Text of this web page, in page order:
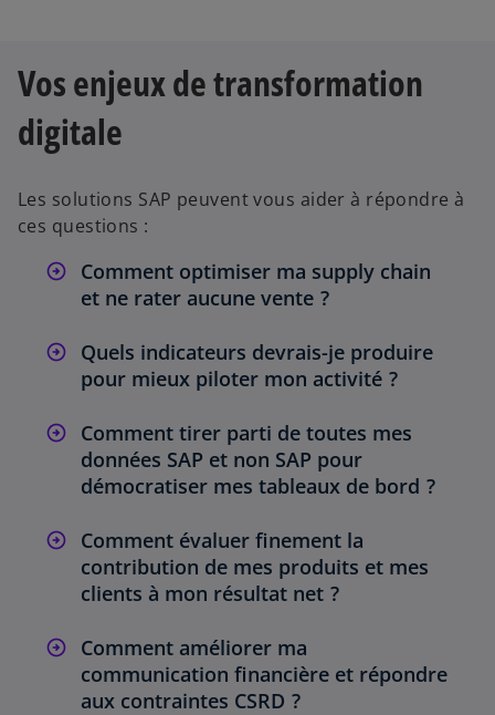
Vos enjeux de transformation
digitale
Les solutions SAP peuvent vous aider à répondre à
ces questions :
Comment optimiser ma supply chain
et ne rater aucune vente ?
Quels indicateurs devrais-je produire
pour mieux piloter mon activité ?
Comment tirer parti de toutes mes
données SAP et non SAP pour
démocratiser mes tableaux de bord ?
Comment évaluer finement la
contribution de mes produits et mes
clients à mon résultat net ?
Comment améliorer ma
communication financière et répondre
aux contraintes CSRD ?